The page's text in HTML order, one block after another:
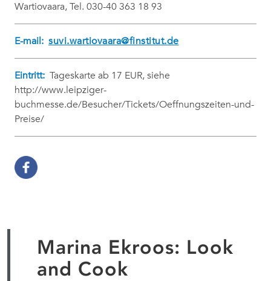
Wartiovaara, Tel. 030-40 363 18 93
E-mail: suvi.wartiovaara@finstitut.de
Eintritt: Tageskarte ab 17 EUR, siehe
http://www.leipziger-
buchmesse.de/Besucher/Tickets/Oeffnungszeiten-und-
Preise/
Marina Ekroos: Look
and Cook